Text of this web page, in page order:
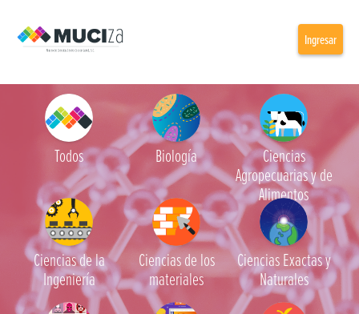
Ingresar
Todos Biología
Ciencias
Agropecuarias y de
Alimentos
Ciencias de la
Ingeniería
Ciencias de los
materiales
Ciencias Exactas y
Naturales